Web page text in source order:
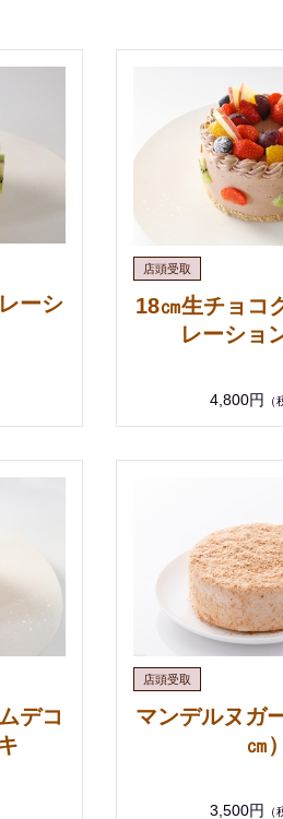
ーシ
18㎝生チョコ
レーショ
4,800円 （
デコ
マンデルヌガ
㎝）
3,500円 （